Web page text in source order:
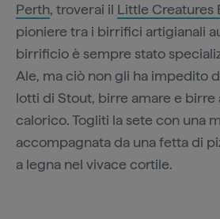
Perth, troverai il Little Creatures
pioniere tra i birrifici artigianali
birrificio è sempre stato
Ale, ma ciò non gli ha impedito
lotti di Stout, birre amare e birre
calorico. Togliti la sete con una
accompagnata da una fetta di
a legna nel vivace cortile.